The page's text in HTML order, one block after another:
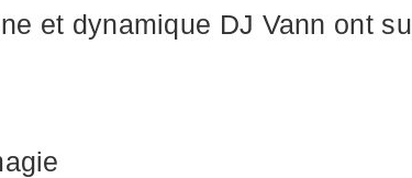
et dynamique DJ Vann ont